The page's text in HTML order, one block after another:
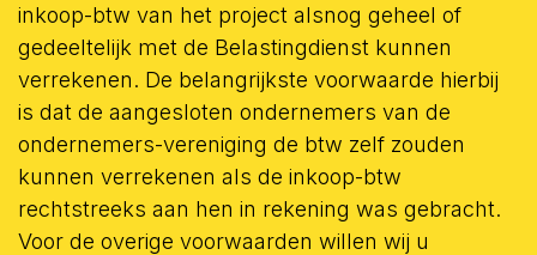
inkoop-btw van het project alsnog geheel of
gedeeltelijk met de Belastingdienst kunnen
verrekenen. De belangrijkste voorwaarde hierbij
is dat de aangesloten ondernemers van de
ondernemers-vereniging de btw zelf zouden
kunnen verrekenen als de inkoop-btw
rechtstreeks aan hen in rekening was gebracht.
Voor de overige voorwaarden willen wij u